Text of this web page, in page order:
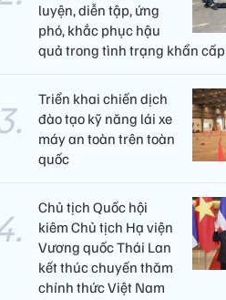
luyện, diễn tập, ứng
phó, khắc phục hậu
quả trong tình trạng khẩn cấp
Triển khai chiến dịch
đào tạo kỹ năng lái xe
máy an toàn trên toàn
quốc
Chủ tịch Quốc hội
kiêm Chủ tịch Hạ viện
Vương quốc Thái Lan
kết thúc chuyến thăm
chính thức Việt Nam